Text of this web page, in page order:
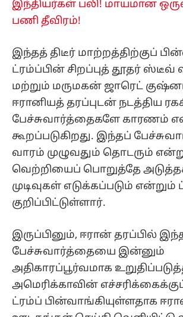
இந்தியர்கள் பலி! மாயமான
பணி தீவிரம்!
இந்தத் திடீர் மாற்றத்திற்குப்
ட்ரம்ப்பின் சிறப்புத் தூதர் ஸ்டீவ்
மற்றும் மருமகன் ஜாரெட்
ஈரானியத் தரப்புடன் நடத்திய
பேச்சுவார்த்தைகளே காரணம்
கூறப்படுகிறது. இந்தப்
வாரம் முழுவதும் தொடரும்
வெற்றியைப் பொறுத்தே
முடிவுகள் எடுக்கப்படும் என்றும்
குறிப்பிட்டுள்ளார்.
இருப்பினும், ஈரான் தரப்பில்
பேச்சுவார்த்தையை இன்னும்
அதிகாரப்பூர்வமாக
அமெரிக்காவின்
ட்ரம்ப் பின்வாங்கியுள்ளதாக